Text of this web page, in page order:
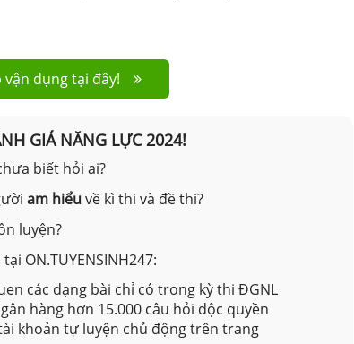
vận dụng tại đây!
GIÁ NĂNG LỰC 2024!
biết hỏi ai?
am hiểuvề kì thi và đề thi?
luyện?
ON.TUYENSINH247:
các dạng bài chỉ có trong kỳ thi ĐGNL
hàng hơn 15.000 câu hỏi độc quyền
khoản tự luyện chủ động trên trang